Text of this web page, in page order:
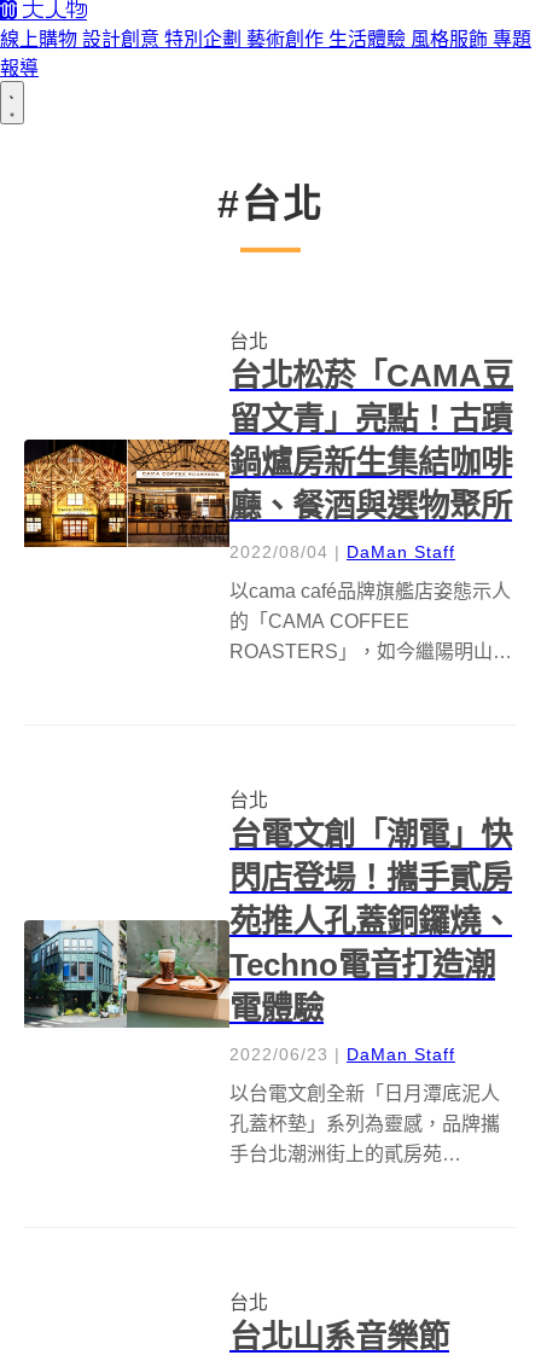
線上購物 設計創意 特別企劃 藝術創作 生活體驗 風格服飾 專題
報導
#台北
台北
台北松菸「CAMA豆
留文青」亮點！古蹟
鍋爐房新生集結咖啡
廳、餐酒與選物聚所
2022/08/04 | DaMan Staff
以cama café品牌旗艦店姿態示人
的「CAMA COFFEE
ROASTERS」，如今繼陽明山
特色咖啡空間，更同...
台北
台電文創「潮電」快
閃店登場！攜手貳房
苑推人孔蓋銅鑼燒、
Techno電音打造潮
電體驗
2022/06/23 | DaMan Staff
以台電文創全新「日月潭底泥人
孔蓋杯墊」系列為靈感，品牌攜
手台北潮洲街上的貳房苑
題快閃店內，參...
台北
台北山系音樂節